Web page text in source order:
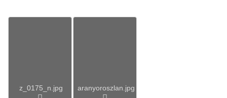
z_0175_n.jpg aranyoroszlan.jpg